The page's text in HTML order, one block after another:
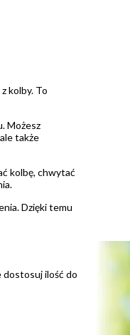
kolby. To
Możesz
także
kolbę, chwytać
Dzięki temu
dostosuj ilość do